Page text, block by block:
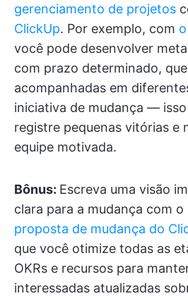
gerenciamento de projetos
ClickUp. Por exemplo, com
você pode desenvolver
com prazo determinado,
acompanhadas em
iniciativa de mudança —
registre pequenas vitórias e
equipe motivada.
Bônus: Escreva uma visão
clara para a mudança com o
proposta de mudança do
que você otimize todas as
OKRs e recursos para
interessadas atualizadas